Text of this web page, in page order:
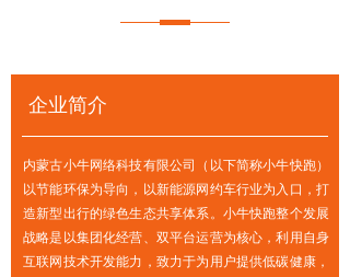
内蒙古小牛网络科技有限公司（以下简称小牛快跑）
以节能环保为导向，以新能源网约车行业为入口，打
造新型出行的绿色生态共享体系。小牛快跑整个发展
战略是以集团化经营、双平台运营为核心，利用自身
互联网技术开发能力，致力于为用户提供低碳健康，
企业简介